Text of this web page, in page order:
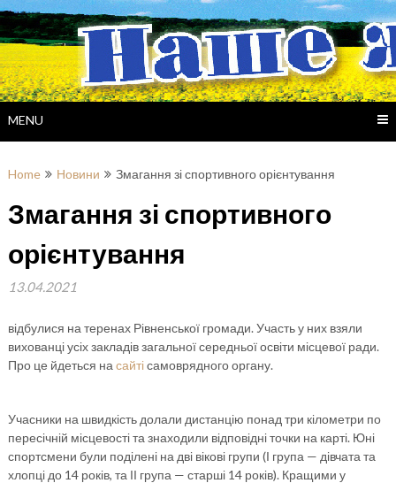
Skip
to
content
MENU
Home Новини Змагання зі спортивного орієнтування
Змагання зі спортивного
орієнтування
13.04.2021
відбулися на теренах Рівненської громади. Участь у них взяли
вихованці усіх закладів загальної середньої освіти місцевої ради.
Про це йдеться на сайтісамоврядного органу.
Учасники на швидкість долали дистанцію понад три кілометри по
пересічній місцевості та знаходили відповідні точки на карті. Юні
спортсмени були поділені на дві вікові групи (І група — дівчата та
хлопці до 14 років, та ІІ група — старші 14 років). Кращими у